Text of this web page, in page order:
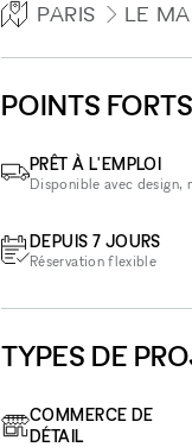
PARIS LE
POINTS FORTS
PRÊT À L'EMPLOI
Disponible avec design,
DEPUIS 7 JOURS
Réservation flexible
TYPES DE
COMMERCE DE
DÉTAIL